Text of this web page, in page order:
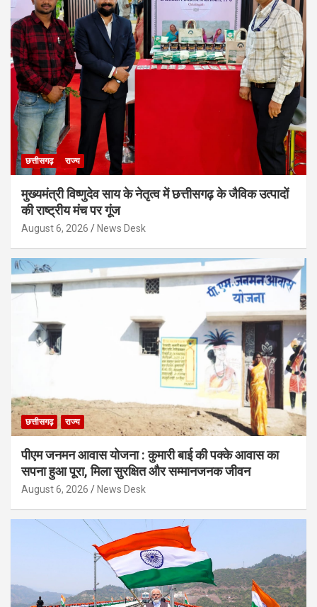
छत्तीसगढ़ राज्य
मुख्यमंत्री विष्णुदेव साय के नेतृत्व में छत्तीसगढ़ के जैविक उत्पादों
की राष्ट्रीय मंच पर गूंज
August 6, 2026 News Desk
छत्तीसगढ़ राज्य
पीएम जनमन आवास योजना : कुमारी बाई की पक्के आवास का
सपना हुआ पूरा, मिला सुरक्षित और सम्मानजनक जीवन
August 6, 2026 News Desk